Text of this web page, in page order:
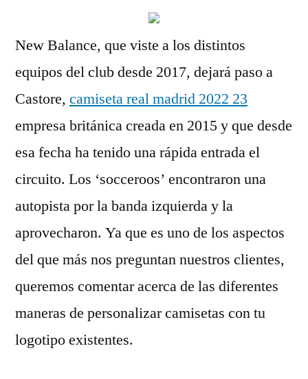
New Balance, que viste a los distintos
equipos del club desde 2017, dejará paso a
Castore, camiseta real madrid 2022 23
empresa británica creada en 2015 y que desde
esa fecha ha tenido una rápida entrada el
circuito. Los ‘socceroos’ encontraron una
autopista por la banda izquierda y la
aprovecharon. Ya que es uno de los aspectos
del que más nos preguntan nuestros clientes,
queremos comentar acerca de las diferentes
maneras de personalizar camisetas con tu
logotipo existentes.